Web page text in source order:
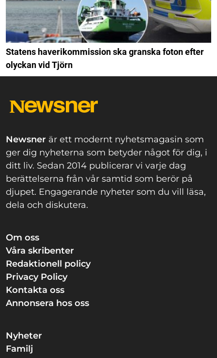
Statens haverikommission ska granska foton efter
olyckan vid Tjörn
Newsner är ett modernt nyhetsmagasin som
ger dig nyheterna som betyder något för dig, i
ditt liv. Sedan 2014 publicerar vi varje dag
berättelserna från vår samtid som berör på
djupet. Engagerande nyheter som du vill läsa,
dela och diskutera.
Om oss
Våra skribenter
Redaktionell policy
Privacy Policy
Kontakta oss
Annonsera hos oss
Nyheter
Familj